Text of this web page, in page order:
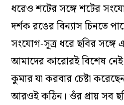
ধরেও শটের সঙ্গে শটের
দর্শক রঙের বিন্যাস চিনতে
সংযোগ-সূত্র ধরে ছবির
আমাদের কারোরই বিশেষ
কুমার যা করবার চেষ্টা
আরওই কঠিন। ওঁর প্রায় সব